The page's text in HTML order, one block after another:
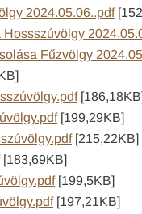
2024.05.06..pdf
Fűzvölgy
[199,29KB]
[215,22KB]
[183,69KB]
[199,5KB]
[197,21KB]